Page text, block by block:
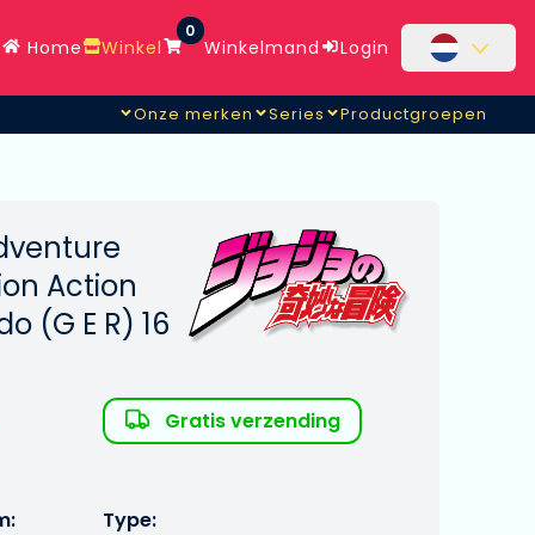
Home Winkel
0
Winkelmand Login
Onze merken Series Productgroepen
Action
(G E R) 16
Gratis verzending
Type: